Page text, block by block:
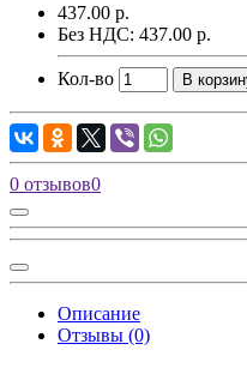
437.00 р.
Без НДС: 437.00 р.
Кол-во В
0 отзывов0
Описание
Отзывы (0)